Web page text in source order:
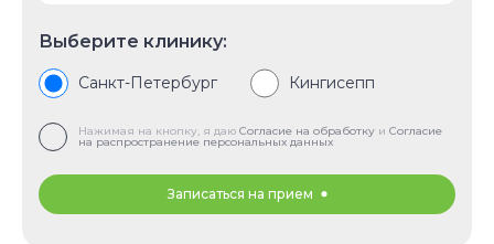
Выберите клинику:
Санкт-Петербург Кингисепп
Нажимая на кнопку, я даю Согласие на обработку и Согласие
на распространение персональных данных
Записаться на прием